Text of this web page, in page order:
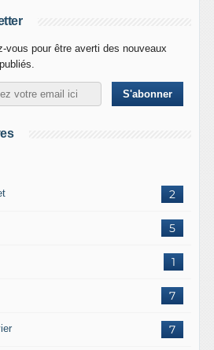
vous pour être averti des nouveaux
2
5
1
7
7